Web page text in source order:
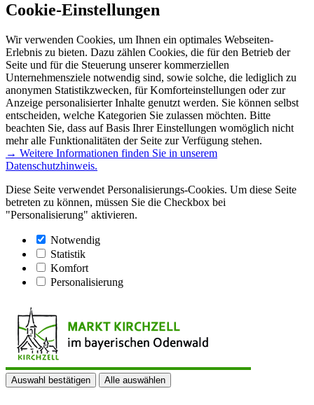
Cookie-Einstellungen
Wir verwenden Cookies, um Ihnen ein optimales Webseiten-
Erlebnis zu bieten. Dazu zählen Cookies, die für den Betrieb der
Seite und für die Steuerung unserer kommerziellen
Unternehmensziele notwendig sind, sowie solche, die lediglich zu
anonymen Statistikzwecken, für Komforteinstellungen oder zur
Anzeige personalisierter Inhalte genutzt werden. Sie können selbst
entscheiden, welche Kategorien Sie zulassen möchten. Bitte
beachten Sie, dass auf Basis Ihrer Einstellungen womöglich nicht
mehr alle Funktionalitäten der Seite zur Verfügung stehen.
→ Weitere Informationen finden Sie in unserem
Datenschutzhinweis.
Diese Seite verwendet Personalisierungs-Cookies. Um diese Seite
betreten zu können, müssen Sie die Checkbox bei
"Personalisierung" aktivieren.
Notwendig
Statistik
Komfort
Personalisierung
Auswahl bestätigen Alle auswählen